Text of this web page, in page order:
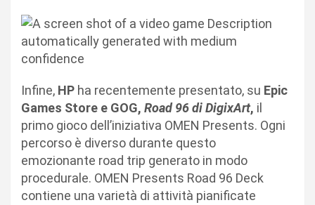
Infine, HP ha recentemente presentato, su Epic
Games Store e GOG, Road 96 di DigixArt, il
primo gioco dell’iniziativa OMEN Presents. Ogni
percorso è diverso durante questo
emozionante road trip generato in modo
procedurale. OMEN Presents Road 96 Deck
contiene una varietà di attività pianificate